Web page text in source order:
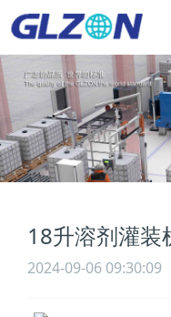
18升溶剂灌装
2024-09-06 09:30:09